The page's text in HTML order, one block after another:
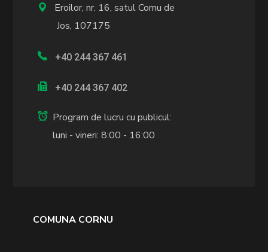
Eroilor, nr. 16, satul Cornu de
Jos, 107175
+40 244 367 461
+40 244 367 402
Program de lucru cu publicul:
luni - vineri: 8:00 - 16:00
COMUNA CORNU